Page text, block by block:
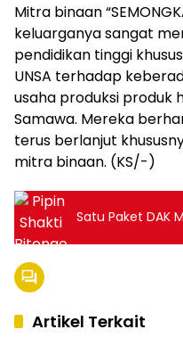
Mitra binaan
keluarganya sangat
pendidikan tinggi
UNSA terhadap
usaha produksi produk
Samawa. Mereka
terus berlanjut
mitra binaan. (KS/-)
Satu Paket DAK
Artikel Terkait